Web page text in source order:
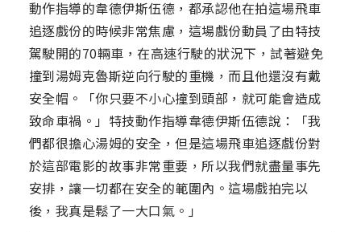
動作指導的韋德伊斯伍德，都承認他在拍這場飛車
追逐戲份的時候非常焦慮，這場戲份動員了由特技
駕駛開的70輛車，在高速行駛的狀況下，試著避免
撞到湯姆克魯斯逆向行駛的重機，而且他還沒有戴
安全帽。「你只要不小心撞到頭部，就可能會造成
致命車禍。」特技動作指導韋德伊斯伍德說：「我
們都很擔心湯姆的安全，但是這場飛車追逐戲份對
於這部電影的故事非常重要，所以我們就盡量事先
安排，讓一切都在安全的範圍內。這場戲拍完以
後，我真是鬆了一大口氣。」